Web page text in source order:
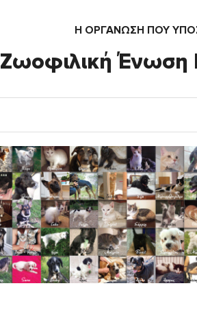
Η ΟΡΓΆΝΩΣΗ ΠΟΥ
Ζωοφιλική Ένωση